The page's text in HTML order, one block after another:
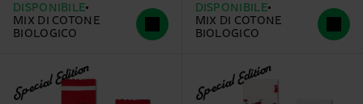
DISPONIBILE
MIX DI COTONE
BIOLOGICO
DISPONIBILE
MIX DI COTONE
BIOLOGICO
Special Edition Special Edition